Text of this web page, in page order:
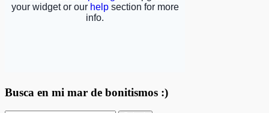
Busca en mi mar de bonitismos :)